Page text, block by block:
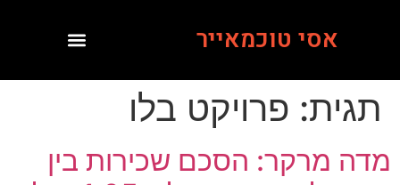
אסי טוכמאייר
תגית: פרויקט בלו
מדה מרקר: הסכם שכירות בין